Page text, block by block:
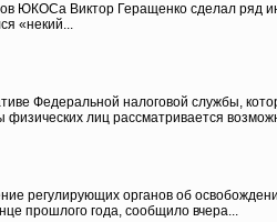
ЮКОСа Виктор Геращенко сделал
«некий...
Федеральной налоговой службы,
лиц рассматривается
регулирующих органов об
прошлого года, сообщило вчера...